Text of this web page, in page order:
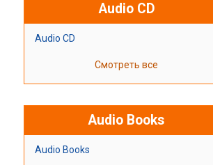
Audio CD
Audio CD
Смотреть все
Audio Books
Audio Books